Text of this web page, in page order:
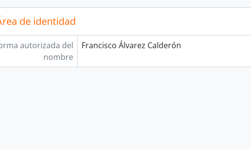
de identidad
autorizada del
nombre
Francisco Álvarez Calderón